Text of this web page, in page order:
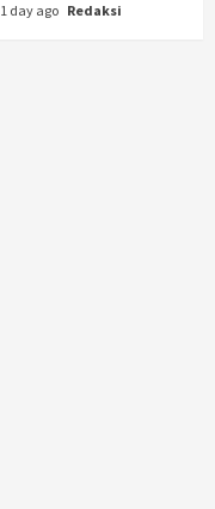
1 day ago Redaksi